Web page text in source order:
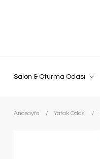
Salon & Oturma Odası
Anasayfa Yatak Odası